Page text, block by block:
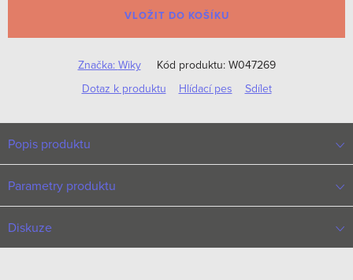
VLOŽIT DO KOŠÍKU
Značka: Wiky Kód produktu: W047269
Dotaz k produktu
Hlídací pes Sdílet
Popis produktu
Parametry produktu
Diskuze